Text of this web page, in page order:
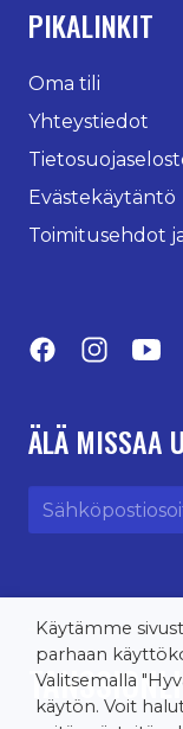
PIKALINKIT
Oma tili
Yhteystiedot
Evästekäytäntö
Toimitusehdot
Facebook
ÄLÄ MISSAA
Käytämme
parhaan
Valitsemalla
käytön. Voit